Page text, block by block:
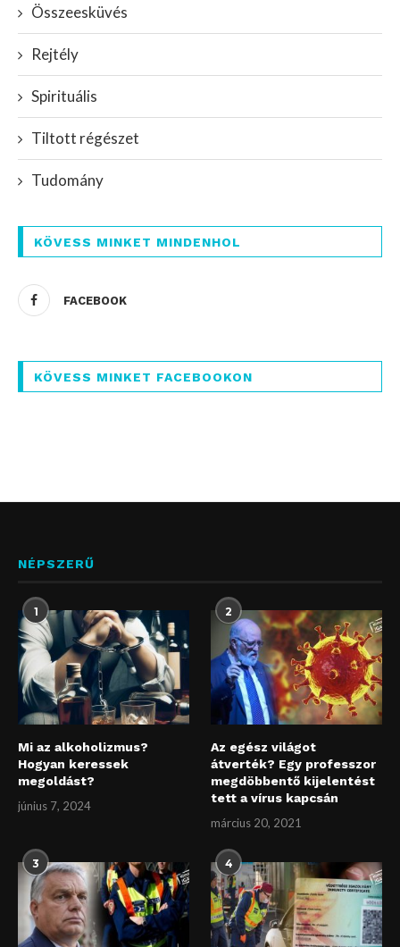
Összeesküvés
Rejtély
Spirituális
Tiltott régészet
Tudomány
KÖVESS MINKET MINDENHOL
FACEBOOK
KÖVESS MINKET FACEBOOKON
NÉPSZERŰ
1
Mi az alkoholizmus?
Hogyan keressek
megoldást?
június 7, 2024
2
Az egész világot
átverték? Egy professzor
megdöbbentő kijelentést
tett a vírus kapcsán
március 20, 2021
3 4